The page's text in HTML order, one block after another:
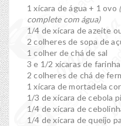
1 xícara de água + 1 ovo
complete com água)
1/4 de xícara de azeite
2 colheres de sopa de
1 colher de chá de sal
3 e 1/2 xícaras de
2 colheres de chá de
1 xícara de mortadela
1/3 de xícara de cebola
1/4 de xícara de
1/4 de xícara de queijo